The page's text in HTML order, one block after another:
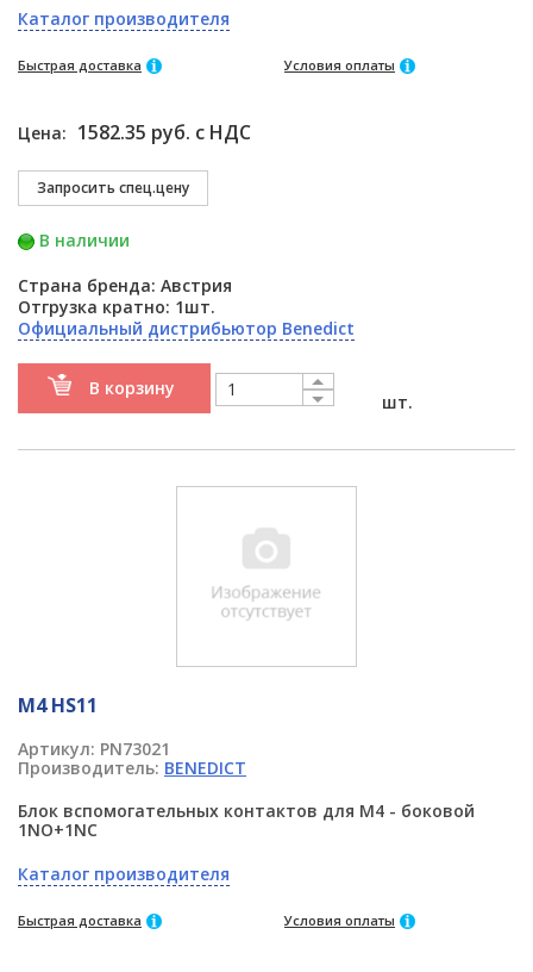
Каталог производителя
Быстрая доставка Условия оплаты
Цена: 1582.35 руб. с НДС
В наличии
Страна бренда: Австрия
Отгрузка кратно: 1шт.
Официальный дистрибьютор Benedict
В корзину
шт.
M4 HS11
Артикул: PN73021
Производитель: BENEDICT
Блок вспомогательных контактов для M4 - боковой
1NO+1NC
Каталог производителя
Быстрая доставка Условия оплаты